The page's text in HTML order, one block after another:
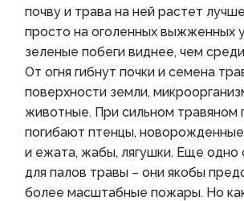
почву и трава на ней растет
просто на оголенных выжженных
зеленые побеги виднее, чем
От огня гибнут почки и семена
поверхности земли,
животные. При сильном травяном
погибают птенцы,
и ежата, жабы, лягушки. Еще одно
для палов травы – они якобы
более масштабные пожары. Но